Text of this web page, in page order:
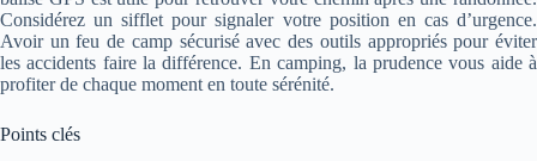
Considérez un sifflet pour signaler votre position en cas d’urgence.
Avoir un feu de camp sécurisé avec des outils appropriés pour éviter
les accidents faire la différence. En camping, la prudence vous aide à
profiter de chaque moment en toute sérénité.
Points clés